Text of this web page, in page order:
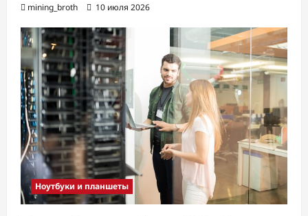
mining_broth 10 июля 2026
Ноутбуки и планшеты